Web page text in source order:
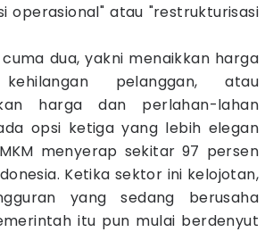
operasional" atau "restrukturisasi
dua, yakni menaikkan harga
pelanggan, atau
harga dan perlahan-lahan
opsi ketiga yang lebih elegan
menyerap sekitar 97 persen
Ketika sektor ini kelojotan,
yang sedang berusaha
itu pun mulai berdenyut